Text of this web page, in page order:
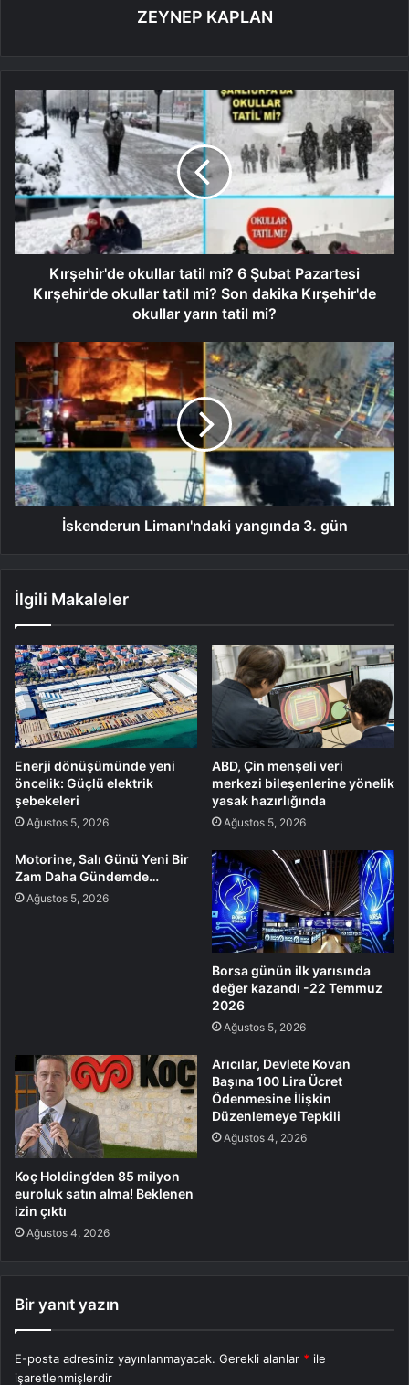
ZEYNEP KAPLAN
Kırşehir'de okullar tatil mi? 6 Şubat Pazartesi
Kırşehir'de okullar tatil mi? Son dakika Kırşehir'de
okullar yarın tatil mi?
İskenderun Limanı'ndaki yangında 3. gün
İlgili Makaleler
Enerji dönüşümünde yeni
öncelik: Güçlü elektrik
şebekeleri
Ağustos 5, 2026
ABD, Çin menşeli veri
merkezi bileşenlerine yönelik
yasak hazırlığında
Ağustos 5, 2026
Motorine, Salı Günü Yeni Bir
Zam Daha Gündemde…
Ağustos 5, 2026
Borsa günün ilk yarısında
değer kazandı -22 Temmuz
2026
Ağustos 5, 2026
Koç Holding’den 85 milyon
euroluk satın alma! Beklenen
izin çıktı
Ağustos 4, 2026
Arıcılar, Devlete Kovan
Başına 100 Lira Ücret
Ödenmesine İlişkin
Düzenlemeye Tepkili
Ağustos 4, 2026
Bir yanıt yazın
E-posta adresiniz yayınlanmayacak. Gerekli alanlar * ile
işaretlenmişlerdir